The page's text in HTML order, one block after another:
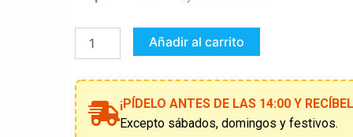
NIÑA
INFANTIL
AÑOS
cantidad
Añadir al carrito
¡PÍDELO ANTES DE LAS 14:00 Y
Excepto sábados, domingos y festivos.